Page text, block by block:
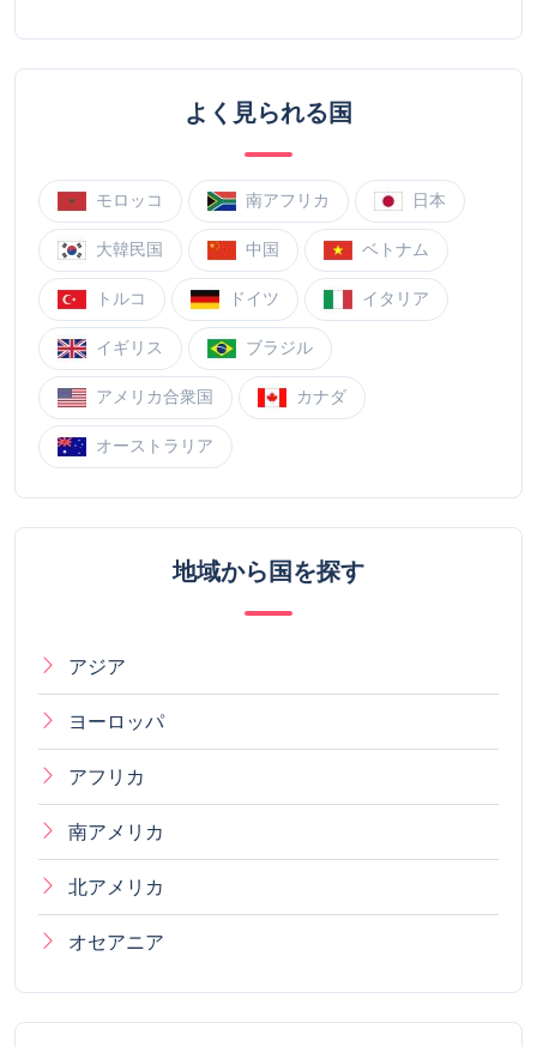
よく見られる国
モロッコ 南アフリカ 日本
大韓民国 中国 ベトナム
トルコ ドイツ イタリア
イギリス ブラジル
アメリカ合衆国 カナダ
オーストラリア
地域から国を探す
アジア
ヨーロッパ
アフリカ
南アメリカ
北アメリカ
オセアニア